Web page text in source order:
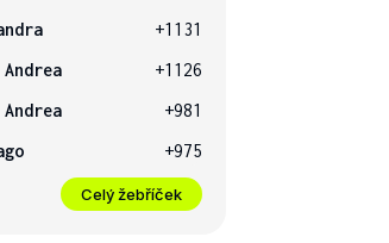
+1131
+1126
+981
+975
Celý žebříček